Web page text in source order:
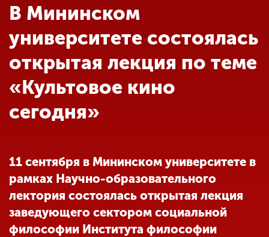
Абитуриенту
Обучение
Наука
Международная
деятельность
Другие виды
деятельности
В Мининском
университете состоялась
открытая лекция по теме
«Культовое кино
сегодня»
11 сентября в Мининском университете в
рамках Научно-образовательного
лектория состоялась открытая лекция
заведующего сектором социальной
философии Института философии